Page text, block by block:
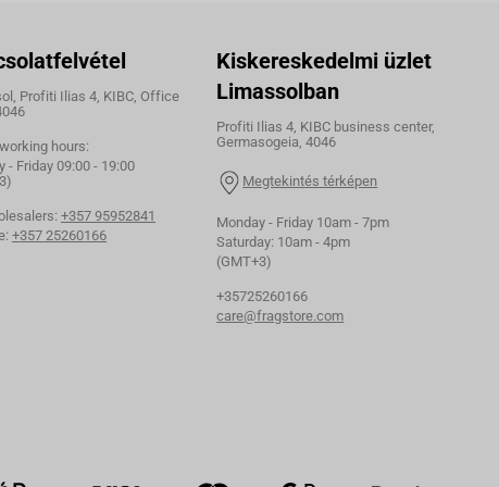
Profiti Ilias 4, KIBC, Office
hours:
- Friday 09:00 - 19:00
+357 95952841
+357 25260166
Kiskereskedelmi üzlet
Limassolban
Profiti Ilias 4, KIBC business center,
Germasogeia, 4046
Megtekintés térképen
Monday - Friday 10am - 7pm
Saturday: 10am - 4pm
(GMT+3)
+35725260166
care@fragstore.com